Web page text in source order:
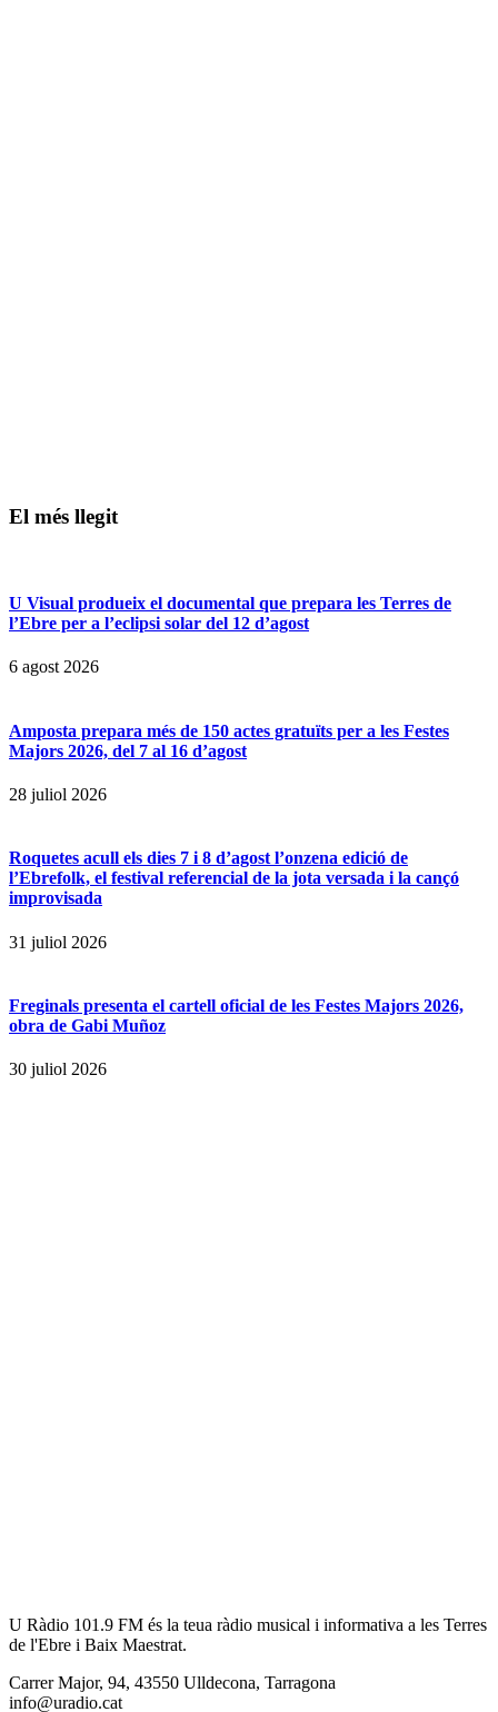
El més llegit
U Visual produeix el documental que prepara les Terres de
l’Ebre per a l’eclipsi solar del 12 d’agost
6 agost 2026
Amposta prepara més de 150 actes gratuïts per a les Festes
Majors 2026, del 7 al 16 d’agost
28 juliol 2026
Roquetes acull els dies 7 i 8 d’agost l’onzena edició de
l’Ebrefolk, el festival referencial de la jota versada i la cançó
improvisada
31 juliol 2026
Freginals presenta el cartell oficial de les Festes Majors 2026,
obra de Gabi Muñoz
30 juliol 2026
U Ràdio 101.9 FM és la teua ràdio musical i informativa a les Terres
de l'Ebre i Baix Maestrat.
Carrer Major, 94, 43550 Ulldecona, Tarragona
info@uradio.cat